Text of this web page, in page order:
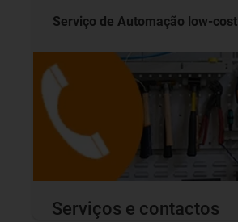
Serviços e contactos
Serviço de Automação low-cost